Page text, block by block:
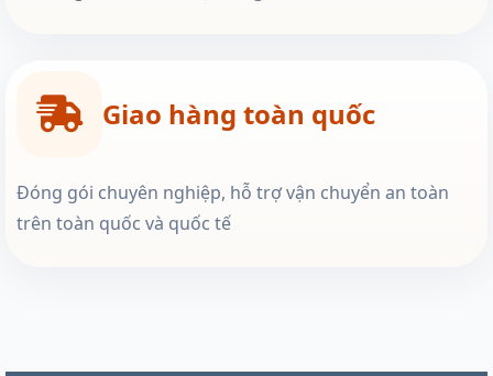
Giao hàng toàn quốc
Đóng gói chuyên nghiệp, hỗ trợ vận chuyển an toàn
trên toàn quốc và quốc tế